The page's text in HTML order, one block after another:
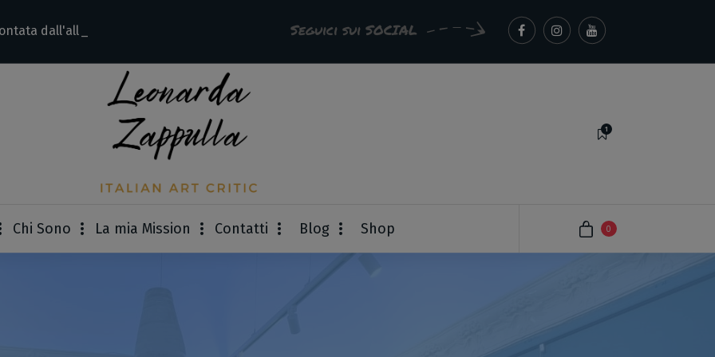
dall'allieva d Seguici sui SOCIAL
1
Chi Sono La mia Mission Contatti Blog Shop 0